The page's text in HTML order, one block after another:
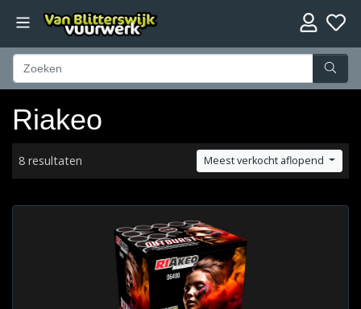
Riakeo
8 resultaten Meest verkocht aflopend